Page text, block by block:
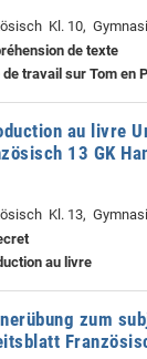
Kl. 10,
de texte
de travail sur Tom en
au livre
13 GK
Kl. 13,
au livre
zum